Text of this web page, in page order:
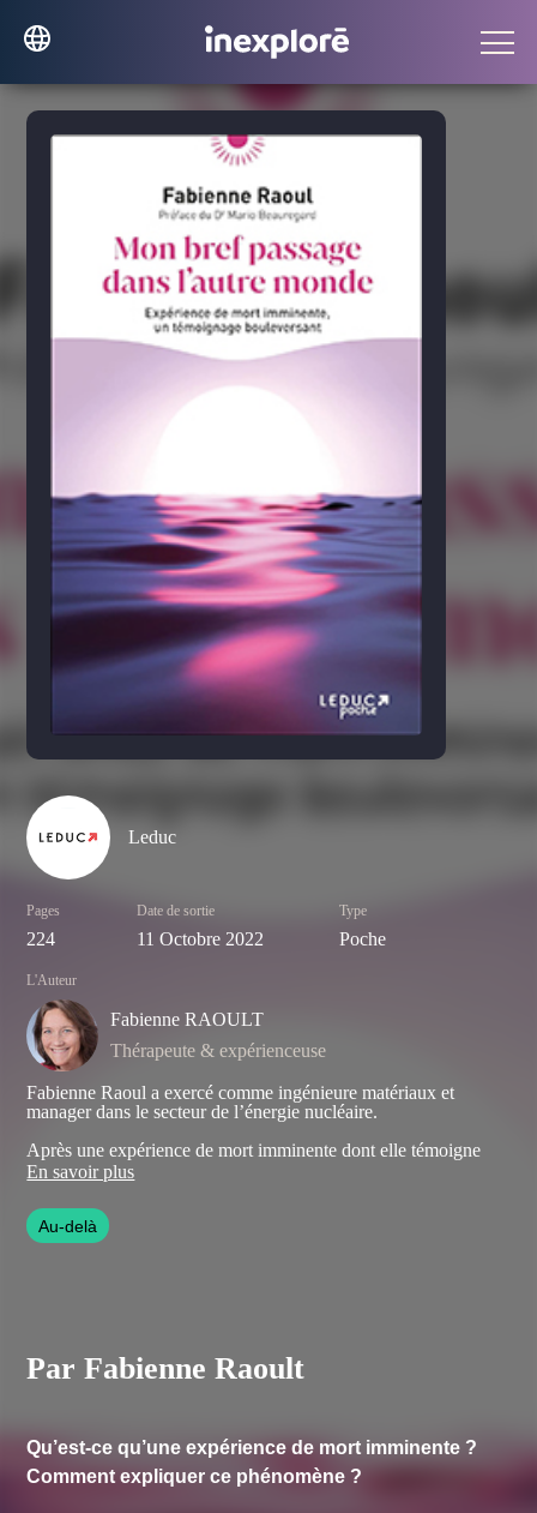
Leduc
Pages
224
Date de sortie
11 Octobre 2022
Type
Poche
L'Auteur
Fabienne RAOULT
Thérapeute & expérienceuse
Fabienne Raoul a exercé comme ingénieure matériaux et
manager dans le secteur de l’énergie nucléaire.
Après une expérience de mort imminente dont elle témoigne
dans "Mon bref passage dans l’autre monde", elle décide de
changer de vie, devient sophrologue et pratique des soins
énergétiques.
Agissant comme catalyseur, elle accompagne, reconnecte et
En savoir plus
Au-delà
Par Fabienne Raoult
Qu’est-ce qu’une expérience de mort imminente ?
Comment expliquer ce phénomène ?